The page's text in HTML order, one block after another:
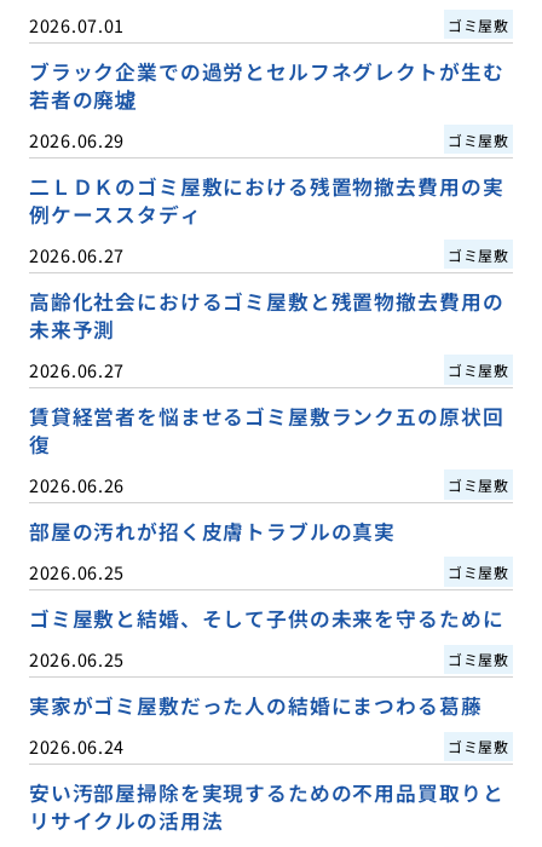
2026.07.01 ゴミ屋敷
ブラック企業での過労とセルフネグレクトが生む
若者の廃墟
2026.06.29 ゴミ屋敷
二ＬＤＫのゴミ屋敷における残置物撤去費用の実
例ケーススタディ
2026.06.27 ゴミ屋敷
高齢化社会におけるゴミ屋敷と残置物撤去費用の
未来予測
2026.06.27 ゴミ屋敷
賃貸経営者を悩ませるゴミ屋敷ランク五の原状回
復
2026.06.26 ゴミ屋敷
部屋の汚れが招く皮膚トラブルの真実
2026.06.25 ゴミ屋敷
ゴミ屋敷と結婚、そして子供の未来を守るために
2026.06.25 ゴミ屋敷
実家がゴミ屋敷だった人の結婚にまつわる葛藤
2026.06.24 ゴミ屋敷
安い汚部屋掃除を実現するための不用品買取りと
リサイクルの活用法